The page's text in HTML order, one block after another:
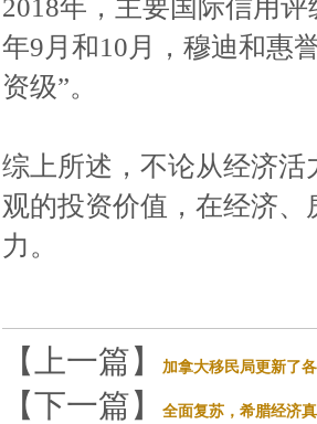
2018年，主要国际信用
年9月和10月，穆迪和惠
资级”。
综上所述，不论从经济
观的投资价值，在经济
力。
【上一篇】 加拿大移民局更新了
【下一篇】 全面复苏，希腊经济